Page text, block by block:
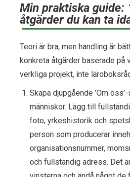
Min praktiska guide:
åtgärder du kan ta
Teori är bra, men handling är
konkreta åtgärder baserade på
verkliga projekt, inte
Skapa djupgående ’Om
människor. Lägg till
foto, yrkeshistorik och
person som producerar
organisationsnummer,
och fullständig adress. Det